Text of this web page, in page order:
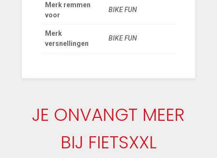
Merk remmen
voor
BIKE FUN
Merk
versnellingen
BIKE FUN
JE ONVANGT MEER
BIJ FIETSXXL